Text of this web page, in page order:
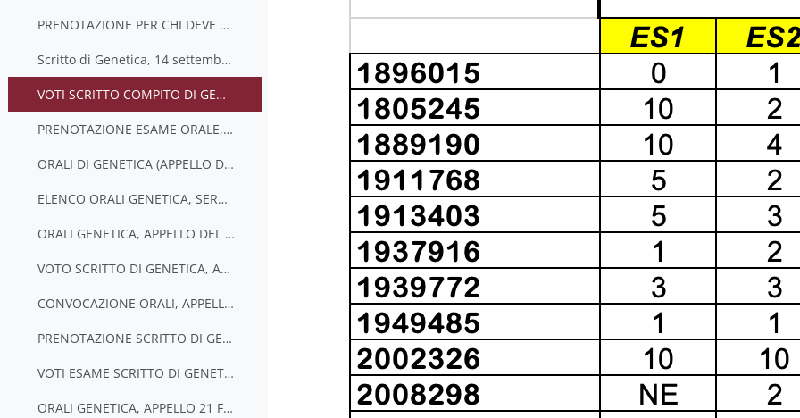
PRENOTAZIONE PER CHI DEVE SOSTENERE LO SCRITTO, APPELLO DEL 14 09 2022
Scritto di Genetica, 14 settembre 2022
VOTI SCRITTO COMPITO DI GENETICA, APPELLO DEL 14 SETTEMBRE 2022
PRENOTAZIONE ESAME ORALE, GENETICA, APPELLO DEL 14 SETTEMBRE 2022
ORALI DI GENETICA (APPELLO DEL 14 SETTEMBRE 2022)
ELENCO ORALI GENETICA, SERRA 1, ISTITUTO DI GENETICA, CU022
ORALI GENETICA, APPELLO DEL 15 NOV 2022
VOTO SCRITTO DI GENETICA, APPELLO DEL 24 GENNAIO 2023
CONVOCAZIONE ORALI, APPELLO DEL 24 GENNAIO 2023
PRENOTAZIONE SCRITTO DI GENETICA, 21 FEBBRAIO 2023
VOTI ESAME SCRITTO DI GENETICA_21 FEBBRAIO 2023
ORALI GENETICA, APPELLO 21 FEBB 2023